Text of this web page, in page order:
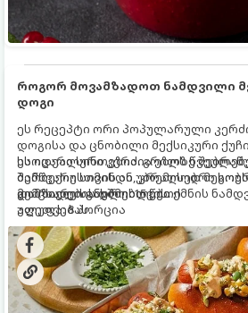
როგორ მოვამზადოთ ნამდვილი
დოგი
ეს რეცეპტი ორი პოპულარული
დოგისა და ცნობილი მექსიკური
საოცარი სინთეზია. გრილზე
შემწვარი სიმინდი, კრემისებრი
და ცხარე სანელებლები ქმნის
აფეთქებას.
ეს იდეალური კერძია ეზოს
ბარბექიუსთვის ან უბრალოდ
გემრიელი ვახშმისთვის.
მომზადების დრო: 15 წუთი
ულუფა: 8 პორცია